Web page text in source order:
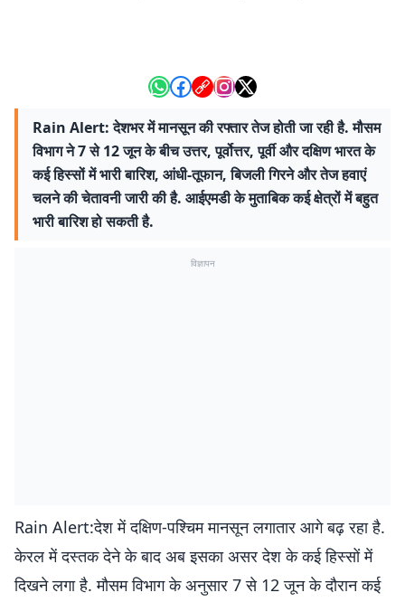
Rain Alert: देशभर में मानसून की रफ्तार तेज होती जा रही है. मौसम
विभाग ने 7 से 12 जून के बीच उत्तर, पूर्वोत्तर, पूर्वी और दक्षिण भारत के
कई हिस्सों में भारी बारिश, आंधी-तूफान, बिजली गिरने और तेज हवाएं
चलने की चेतावनी जारी की है. आईएमडी के मुताबिक कई क्षेत्रों में बहुत
भारी बारिश हो सकती है.
विज्ञापन
Rain Alert:देश में दक्षिण-पश्चिम मानसून लगातार आगे बढ़ रहा है.
केरल में दस्तक देने के बाद अब इसका असर देश के कई हिस्सों में
दिखने लगा है. मौसम विभाग के अनुसार 7 से 12 जून के दौरान कई